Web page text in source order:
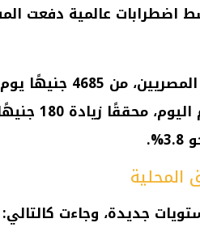
وسط اضطرابات عالمية دفعت
أغسطس إلى 4865
جديدة، وجاءت كالتالي: